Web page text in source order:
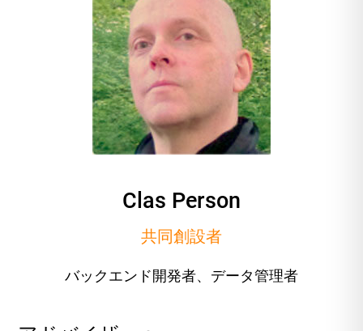
Clas Person
共同創設者
バックエンド開発者、データ管理者